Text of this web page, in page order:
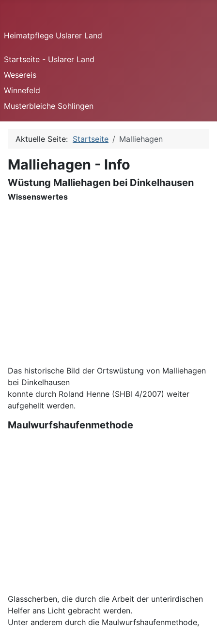
Heimatpflege Uslarer Land
Startseite - Uslarer Land
Wesereis
Winnefeld
Musterbleiche Sohlingen
Aktuelle Seite: Startseite Malliehagen
Malliehagen - Info
Wüstung Malliehagen bei Dinkelhausen
Wissenswertes
Das historische Bild der Ortswüstung von Malliehagen
bei Dinkelhausen
konnte durch Roland Henne (SHBl 4/2007) weiter
aufgehellt werden.
Maulwurfshaufenmethode
Glasscherben, die durch die Arbeit der unterirdischen
Helfer ans Licht gebracht werden.
Unter anderem durch die Maulwurfshaufenmethode,